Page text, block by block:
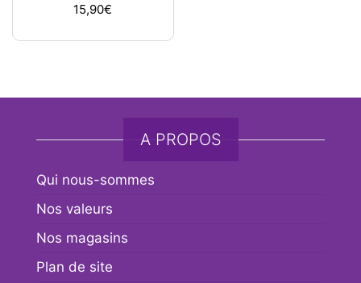
15,90€
A PROPOS
Qui nous-sommes
Nos valeurs
Nos magasins
Plan de site